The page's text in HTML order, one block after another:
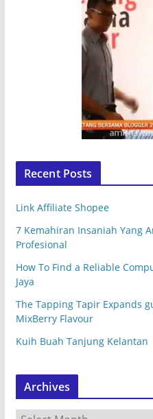
Recent Posts
Link Affiliate Shopee
7 Kemahiran Insaniah Yang
Profesional
How To Find a Reliable
Jaya
The Tapping Tapir Expands
MixBerry Flavour
Kuih Buah Tanjung Kelantan
Archives